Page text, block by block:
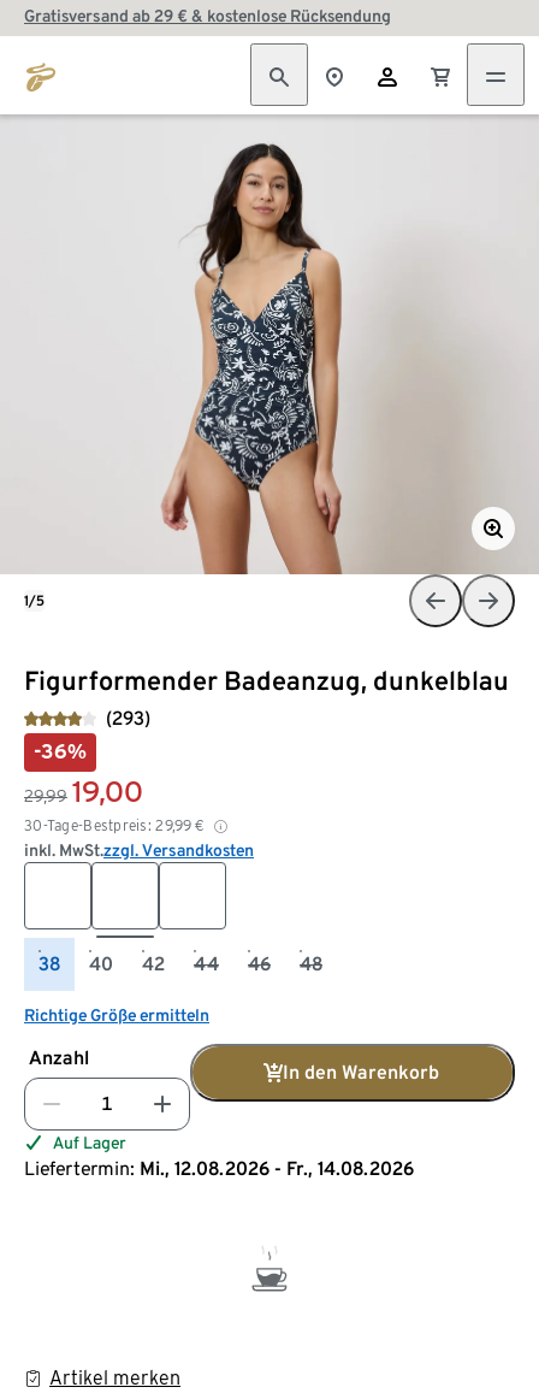
Gratisversand ab 29 € & kostenlose Rücksendung
Figurformender Badeanzug, dunkelblau
(293)
-36%
29,99 19,00
30-Tage-Bestpreis: 29,99 €
inkl. MwSt.zzgl. Versandkosten
38 40 42 44 46 48
Richtige Größe ermitteln
Anzahl
In den Warenkorb
Auf Lager
Liefertermin: Mi., 12.08.2026 - Fr., 14.08.2026
Artikel merken
1/5